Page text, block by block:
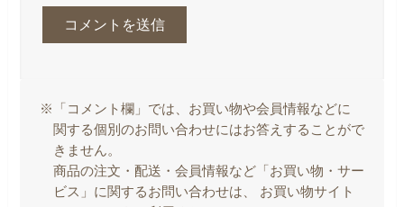
※「コメント欄」では、お買い物や会員情報などに
関する個別のお問い合わせにはお答えすることがで
きません。
商品の注文・配送・会員情報など「お買い物・サー
ビス」に関するお問い合わせは、 お買い物サイト